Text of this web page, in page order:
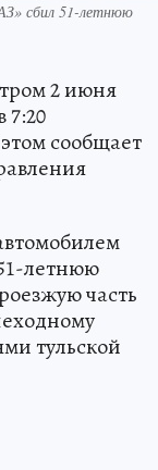
сбил 51-летнюю
2 июня
сообщает
летнюю
часть
тульской